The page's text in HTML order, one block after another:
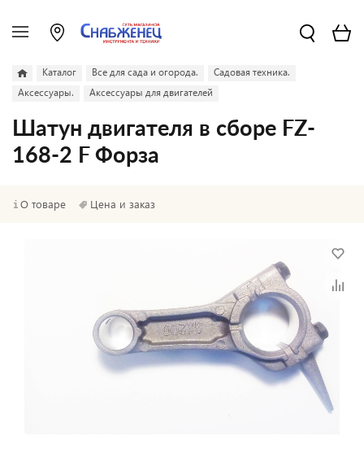
Каталог Все для сада и огорода.
Садовая техника.
Аксессуары.
Аксессуары для двигателей
Шатун двигателя в сборе FZ-
168-2 F Форза
О товаре Цена и заказ